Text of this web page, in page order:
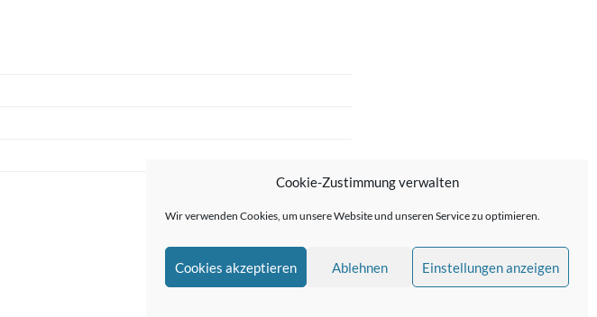
Cookie-Zustimmung verwalten
Wir verwenden Cookies, um unsere Website und unseren Service zu optimieren.
Cookies akzeptieren Ablehnen Einstellungen anzeigen
Theme vonAnders Norén